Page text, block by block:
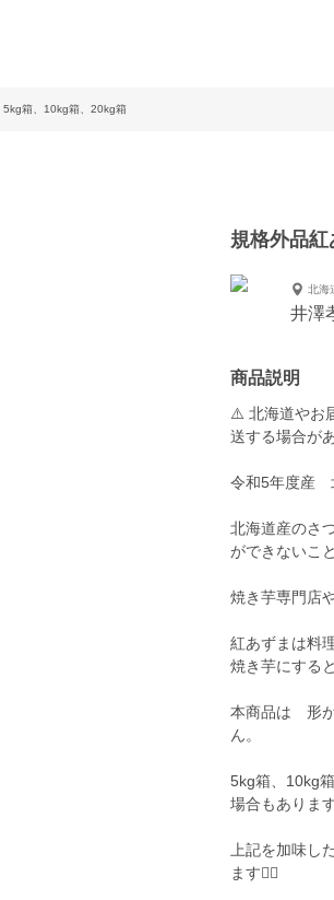
箱、10kg箱、20kg箱
規格外品
北海
井澤
商品説明
⚠️ 北海道やお
送する場合が
令和5年度産
北海道産のさ
ができないこ
焼き芋専門店
紅あずまは料
焼き芋にする
本商品は 形が
ん。
5kg箱、10kg
場合もありま
上記を加味し
ます🙇‍♀️